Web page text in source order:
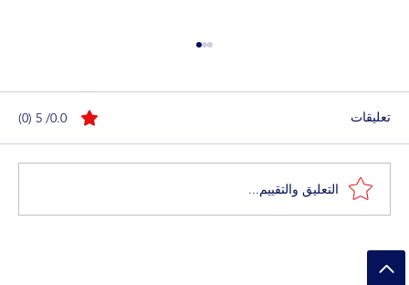
تعليقات 0.0/ 5 (0)
التعليق والتقييم...